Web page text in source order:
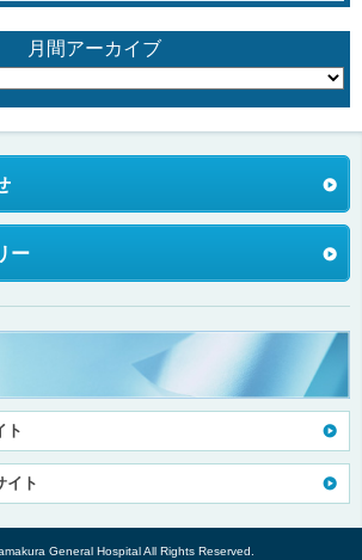
月間アーカイブ
ー
ト
イト
General Hospital All Rights Reserved.